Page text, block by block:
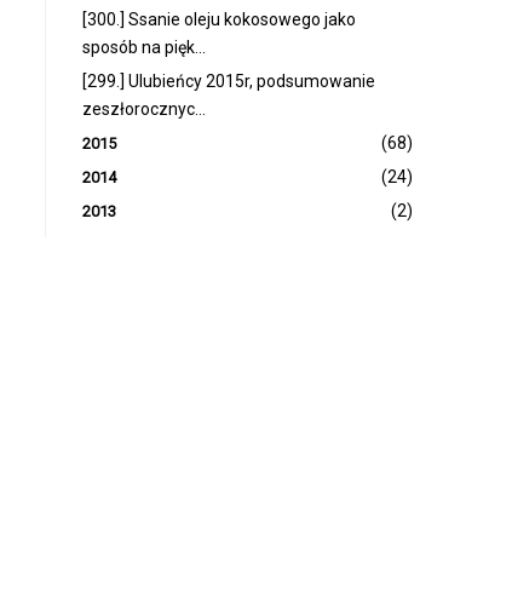
[300.] Ssanie oleju kokosowego jako
sposób na pięk...
[299.] Ulubieńcy 2015r, podsumowanie
zeszłorocznyc...
2015 (68)
2014 (24)
2013 (2)